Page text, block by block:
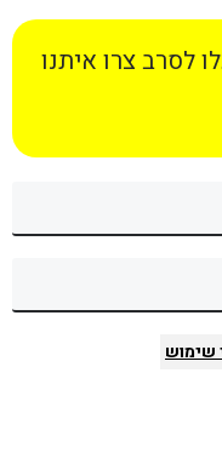
לסרב צרו איתנו
שימוש